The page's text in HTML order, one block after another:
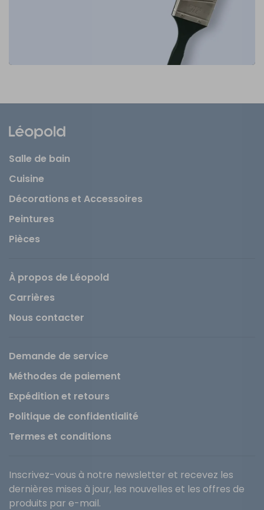
Salle de bain
Cuisine
Décorations et Accessoires
Peintures
Pièces
À propos de Léopold
Carrières
Nous contacter
Demande de service
Méthodes de paiement
Expédition et retours
Politique de confidentialité
Termes et conditions
Inscrivez-vous à notre newsletter et recevez les
dernières mises à jour, les nouvelles et les offres de
produits par e-mail.